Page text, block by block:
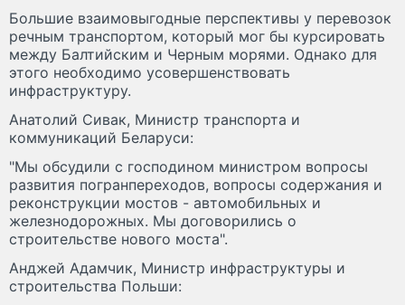
Большие взаимовыгодные перспективы у перевозок
речным транспортом, который мог бы курсировать
между Балтийским и Черным морями. Однако для
этого необходимо усовершенствовать
инфраструктуру.
Анатолий Сивак, Министр транспорта и
коммуникаций Беларуси:
"Мы обсудили с господином министром вопросы
развития погранпереходов, вопросы содержания и
реконструкции мостов - автомобильных и
железнодорожных. Мы договорились о
строительстве нового моста".
Анджей Адамчик, Министр инфраструктуры и
строительства Польши: